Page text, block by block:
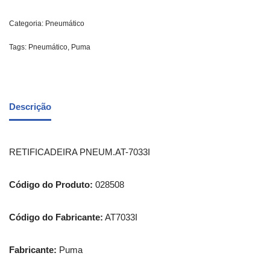
Categoria: Pneumático
Tags: Pneumático Puma
Descrição
RETIFICADEIRA PNEUM.AT-7033I
Código do Produto: 028508
Código do Fabricante: AT7033I
Fabricante: Puma